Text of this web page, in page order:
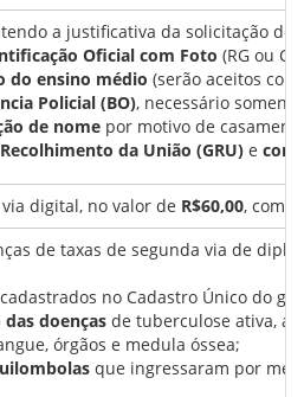
a justificativa da solicitação de
Oficial com Foto (RG ou
do ensino médio (serão aceitos
Policial (BO), necessário
de nome por motivo de
da União (GRU) e
digital, no valor de R$60,00, com
de taxas de segunda via de
no Cadastro Único do
doenças de tuberculose ativa,
órgãos e medula óssea;
que ingressaram por